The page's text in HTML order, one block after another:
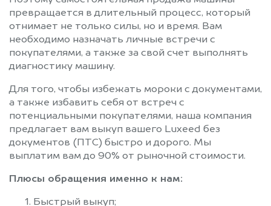
превращается в длительный процесс, который
отнимает не только силы, но и время. Вам
необходимо назначать личные встречи с
покупателями, а также за свой счет выполнять
диагностику машину.
Для того, чтобы избежать мороки с документами,
а также избавить себя от встреч с
потенциальными покупателями, наша компания
предлагает вам выкуп вашего Luxeed без
документов (ПТС) быстро и дорого. Мы
выплатим вам до 90% от рыночной стоимости.
Плюсы обращения именно к нам:
Быстрый выкуп;